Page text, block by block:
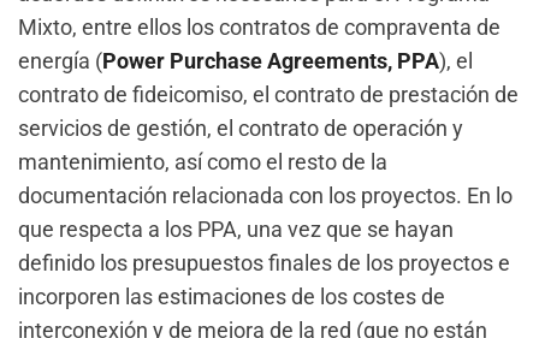
Mixto, entre ellos los contratos de compraventa de
energía (Power Purchase Agreements, PPA), el
contrato de fideicomiso, el contrato de prestación de
servicios de gestión, el contrato de operación y
mantenimiento, así como el resto de la
documentación relacionada con los proyectos. En lo
que respecta a los PPA, una vez que se hayan
definido los presupuestos finales de los proyectos e
incorporen las estimaciones de los costes de
interconexión y de mejora de la red (que no están